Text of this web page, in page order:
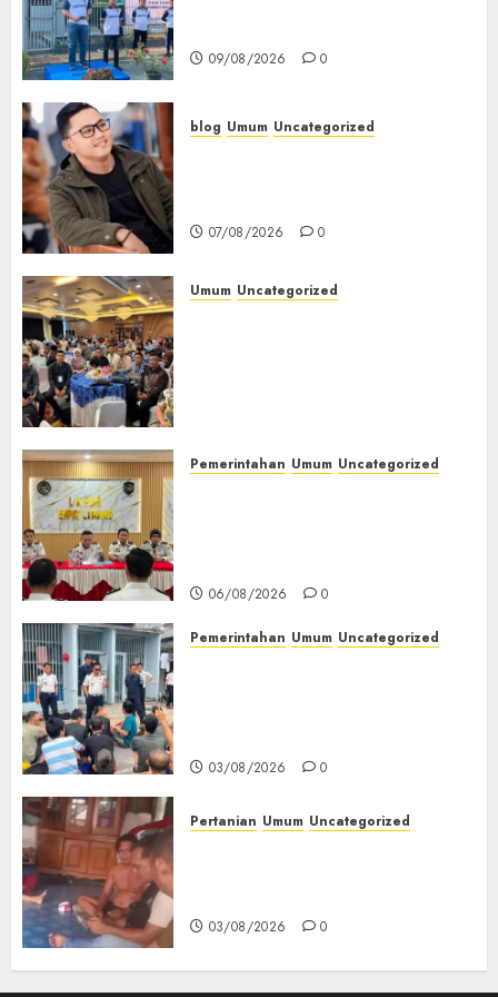
09/08/2026 0
blog Umum Uncategorized
07/08/2026 0
Umum Uncategorized
Pemerintahan Umum Uncategorized
06/08/2026 0
Pemerintahan Umum Uncategorized
03/08/2026 0
Pertanian Umum Uncategorized
03/08/2026 0